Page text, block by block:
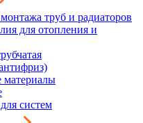
труб и радиаторов
для отопления и
материалы
систем